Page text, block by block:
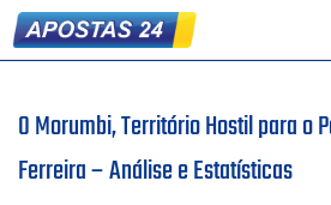
O Morumbi, Território Hostil para o
Ferreira – Análise e Estatísticas